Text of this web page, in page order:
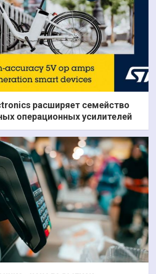
расширяет семейство
операционных усилителей